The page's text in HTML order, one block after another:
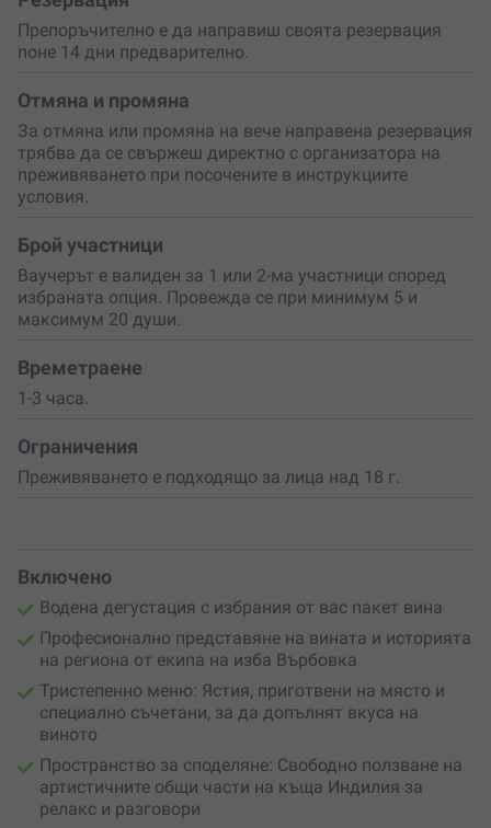
По време на дегустацията ще откриеш
разнообразието на северните вина. В зависимост от
избраната опция ще опиташ
елегантната Гъмза, характерния Рубин и класики като
Мускат, Алиготе, Каберне или Мерло. Всеки сорт ще
бъде представен с любопитни истории за произхода
му, особеностите на региона и начина, по който
климатът оформя неговия стил.
домашна храна, приготвена на място. Ястията са
съчетани така, че да подчертаят ароматите на вината
и да превърнат дегустацията в истинско
гастрономическо пътешествие. Времето тук не се
измерва в минути – разговорите текат спокойно, а
атмосферата създава усещане за близост и
споделеност.
близък човек с ваучер за дегустация. Освен
незабравимите вкусове, всеки участник получава и
бонус– травъл кредит за бъдещо настаняване в къща
Препоръчително е да направиш своята резервация
поне 14 дни предварително.
Отмяна и промяна
За отмяна или промяна на вече направена резервация
трябва да се свържеш директно с организатора на
преживяването при посочените в инструкциите
условия.
Брой участници
Ваучерът е валиден за 1 или 2-ма участници според
избраната опция. Провежда се при минимум 5 и
максимум 20 души.
Времетраене
1-3 часа.
Ограничения
Преживяването е подходящо за лица над 18 г.
Включено
Водена дегустация с избрания от вас пакет вина
Професионално представяне на вината и историята
на региона от екипа на изба Върбовка
Тристепенно меню: Ястия, приготвени на място и
специално съчетани, за да допълнят вкуса на
виното
Пространство за споделяне: Свободно ползване на
артистичните общи части на къща Индилия за
релакс и разговори